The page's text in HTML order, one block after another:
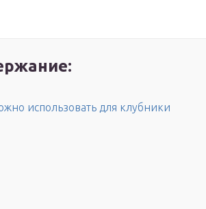
использовать для клубники